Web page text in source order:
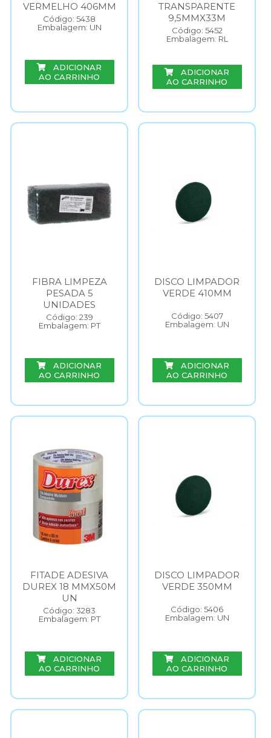
VERMELHO 406MM
Código: 5438
Embalagem: UN
ADICIONAR
AO CARRINHO
TRANSPARENTE
9,5MMX33M
Código: 5452
Embalagem: RL
ADICIONAR
AO CARRINHO
FIBRA LIMPEZA
PESADA 5
UNIDADES
Código: 239
Embalagem: PT
ADICIONAR
AO CARRINHO
DISCO LIMPADOR
VERDE 410MM
Código: 5407
Embalagem: UN
ADICIONAR
AO CARRINHO
FITADE ADESIVA
DUREX 18 MMX50M
UN
Código: 3283
Embalagem: PT
ADICIONAR
AO CARRINHO
DISCO LIMPADOR
VERDE 350MM
Código: 5406
Embalagem: UN
ADICIONAR
AO CARRINHO